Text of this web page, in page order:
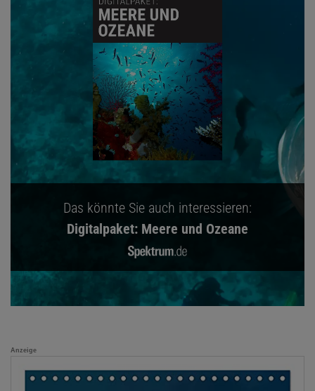
Das könnte Sie auch interessieren:
Digitalpaket: Meere und Ozeane
Anzeige